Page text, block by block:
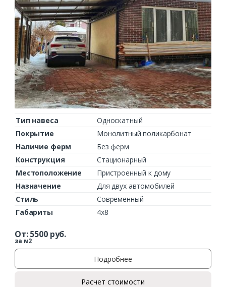
Тип навеса
Односкатный
Покрытие
Монолитный поликарбонат
Наличие ферм
Без ферм
Конструкция
Стационарный
Местоположение
Пристроенный к дому
Назначение
Для двух автомобилей
Стиль
Современный
Габариты
4х8
От:5500руб.
за м2
Подробнее
Расчет стоимости